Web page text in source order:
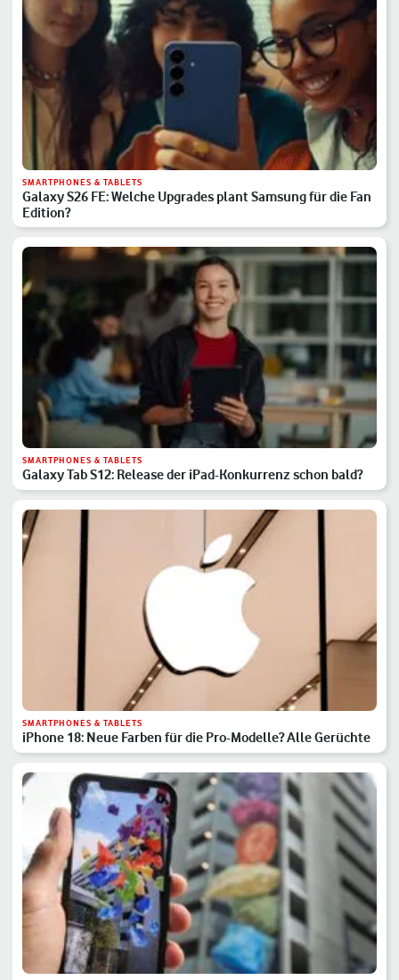
SMARTPHONES & TABLETS
Galaxy S26 FE: Welche Upgrades plant Samsung für die Fan
Edition?
SMARTPHONES & TABLETS
Galaxy Tab S12: Release der iPad-Konkurrenz schon bald?
SMARTPHONES & TABLETS
iPhone 18: Neue Farben für die Pro-Modelle? Alle Gerüchte